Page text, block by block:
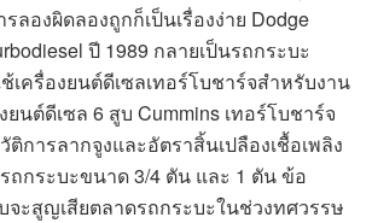
ลองผิดลองถูกก็เป็นเรื่องง่าย Dodge
ปี 1989 กลายเป็นรถกระบะ
เครื่องยนต์ดีเซลเทอร์โบชาร์จสำหรับงาน
ยนต์ดีเซล 6 สูบ Cummins เทอร์โบชาร์จ
การลากจูงและอัตราสิ้นเปลืองเชื้อเพลิง
ถกระบะขนาด 3/4 ตัน และ 1 ตัน ข้อ
จะสูญเสียตลาดรถกระบะในช่วงทศวรรษ